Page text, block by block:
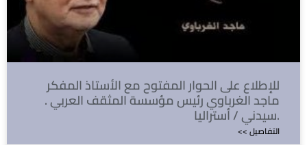
للإطلاع على الحوار المفتوح مع الأستاذ المفكر
ماجد الغرباوي رئيس مؤسسة المثقف العربي .
سيدني / أستراليا.
<< التفاصيل